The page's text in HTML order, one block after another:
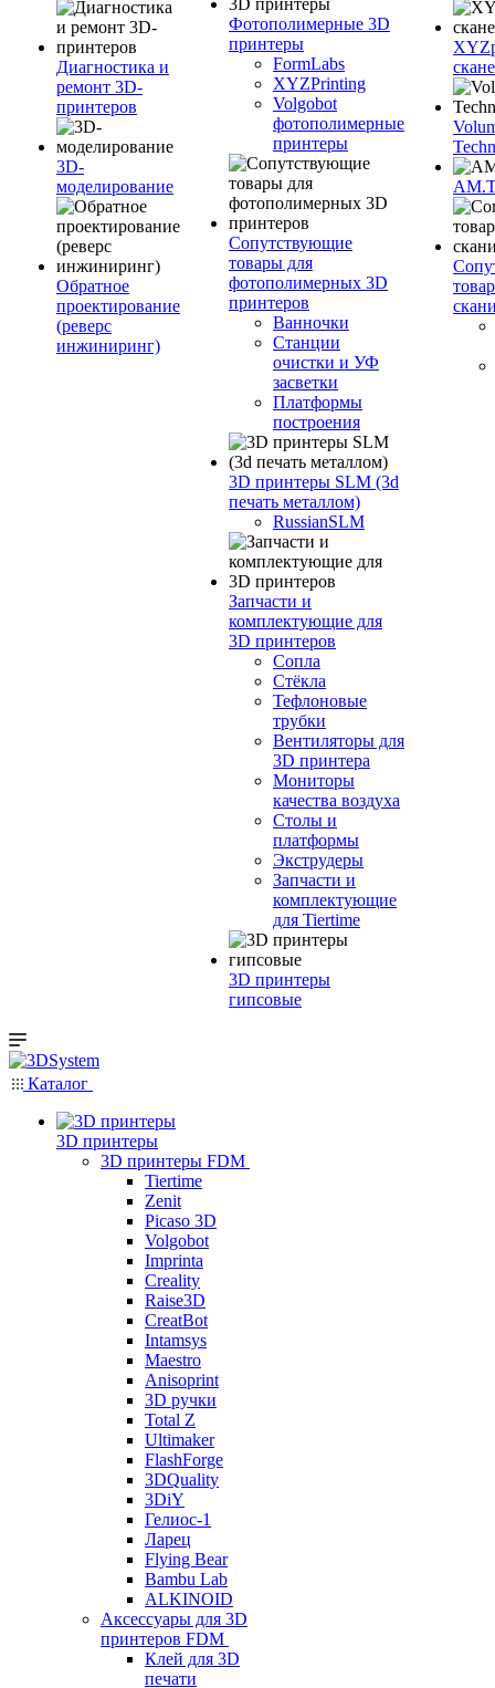
Диагностика и
ремонт 3D-
принтеров
3D-
моделирование
Обратное
проектирование
(реверс
инжиниринг)
Фотополимерные 3D
принтеры
FormLabs
XYZPrinting
Volgobot
фотополимерные
принтеры
Сопутствующие
товары для
фотополимерных 3D
принтеров
Ванночки
Станции
очистки и УФ
засветки
Платформы
построения
3D принтеры SLM (3d
печать металлом)
RussianSLM
Запчасти и
комплектующие для
3D принтеров
Сопла
Cтёкла
Тефлоновые
трубки
Вентиляторы для
3D принтера
Мониторы
качества воздуха
Столы и
платформы
Экструдеры
Запчасти и
комплектующие
для Tiertime
3D принтеры
гипсовые
Каталог
3D принтеры
3D принтеры FDM
Tiertime
Zenit
Picaso 3D
Volgobot
Imprinta
Creality
Raise3D
CreatBot
Intamsys
Maestro
Anisoprint
3D ручки
Total Z
Ultimaker
FlashForge
3DQuality
3DiY
Гелиос-1
Ларец
Flying Bear
Bambu Lab
ALKINOID
Аксессуары для 3D
принтеров FDM
Клей для 3D
печати